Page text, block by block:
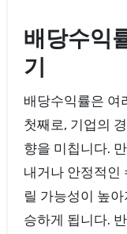
배당수익
기
배당수익률은 여
첫째로, 기업의
향을 미칩니다.
내거나 안정적인
릴 가능성이 높
승하게 됩니다.